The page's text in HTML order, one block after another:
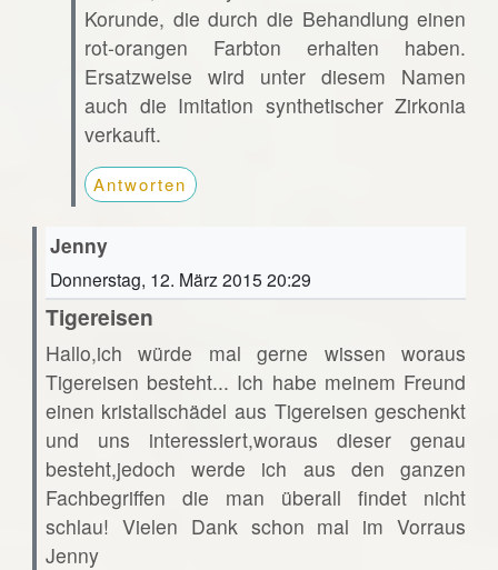
Korunde, die durch die Behandlung einen
rot-orangen Farbton erhalten haben.
Ersatzweise wird unter diesem Namen
auch die Imitation synthetischer Zirkonia
verkauft.
Antworten
Jenny
Donnerstag, 12. März 2015 20:29
Tigereisen
Hallo,ich würde mal gerne wissen woraus
Tigereisen besteht... Ich habe meinem Freund
einen kristallschädel aus Tigereisen geschenkt
und uns interessiert,woraus dieser genau
besteht,jedoch werde ich aus den ganzen
Fachbegriffen die man überall findet nicht
schlau! Vielen Dank schon mal im Vorraus
Jenny